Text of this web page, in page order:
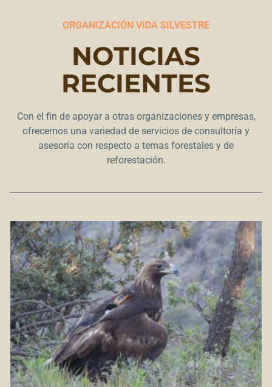
ORGANIZACIÓN VIDA SILVESTRE
NOTICIAS
RECIENTES
Con el fin de apoyar a otras organizaciones y empresas,
ofrecemos una variedad de servicios de consultoría y
asesoría con respecto a temas forestales y de
reforestación.